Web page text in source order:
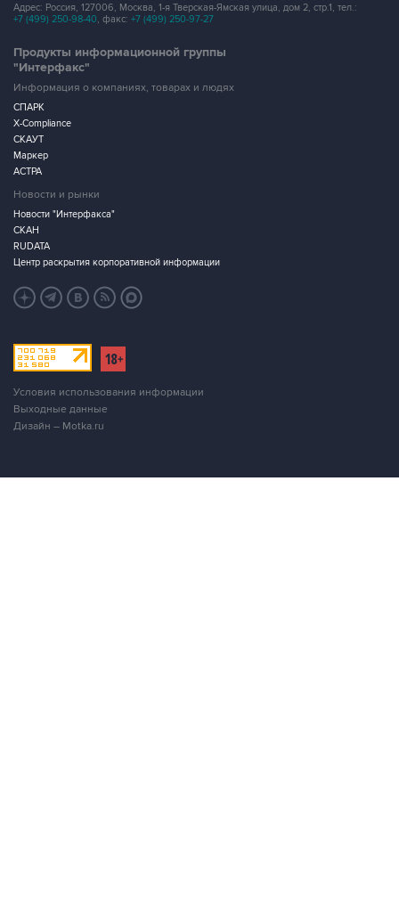
Адрес: Россия, 127006, Москва, 1-я Тверская-Ямская улица, дом 2, стр.1, тел.:
+7 (499) 250-98-40 , факс: +7 (499) 250-97-27
Продукты информационной группы
"Интерфакс"
Информация о компаниях, товарах и людях
СПАРК
X-Compliance
СКАУТ
Маркер
АСТРА
Новости и рынки
Новости "Интерфакса"
СКАН
RUDATA
Центр раскрытия корпоративной информации
Условия использования информации
Выходные данные
Дизайн – Motka.ru